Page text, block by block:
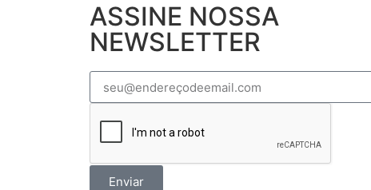
ASSINE NOSSA
NEWSLETTER
Enviar